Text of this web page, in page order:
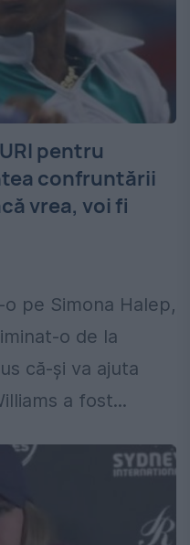
pentru
confruntării
vrea, voi fi
pe Simona Halep,
o de la
că-și va ajuta
a fost...